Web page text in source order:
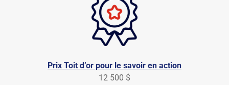
Prix Toit d’or pour le savoir en action
12 500 $